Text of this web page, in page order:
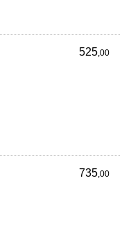
525,00
735,00